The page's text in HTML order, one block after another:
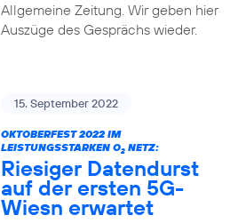
Allgemeine Zeitung. Wir geben hier
Auszüge des Gesprächs wieder.
15. September 2022
OKTOBERFEST 2022 IM
LEISTUNGSSTARKEN O2NETZ:
Riesiger Datendurst
auf der ersten 5G-
Wiesn erwartet